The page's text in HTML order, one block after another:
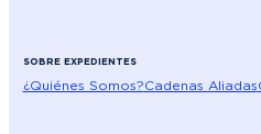
SOBRE EXPEDIENTES
¿Quiénes Somos?Cadenas Aliadas